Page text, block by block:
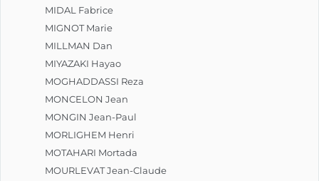
MIDAL Fabrice
MIGNOT Marie
MILLMAN Dan
MIYAZAKI Hayao
MOGHADDASSI Reza
MONCELON Jean
MONGIN Jean-Paul
MORLIGHEM Henri
MOTAHARI Mortada
MOURLEVAT Jean-Claude